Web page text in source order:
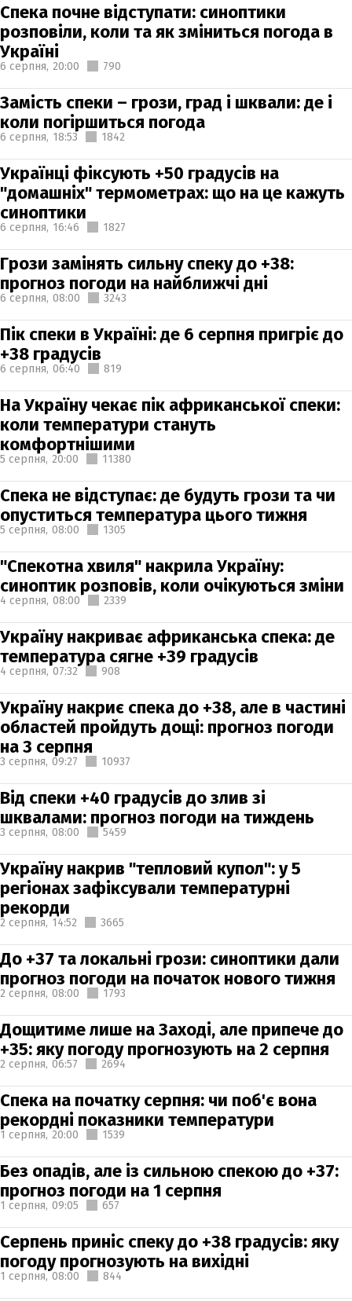
Спека почне відступати: синоптики
розповіли, коли та як зміниться погода в
Україні
6 серпня, 20:00 790
Замість спеки – грози, град і шквали: де і
коли погіршиться погода
6 серпня, 18:53 1842
Українці фіксують +50 градусів на
"домашніх" термометрах: що на це кажуть
синоптики
6 серпня, 16:46 1827
Грози замінять сильну спеку до +38:
прогноз погоди на найближчі дні
6 серпня, 08:00 3243
Пік спеки в Україні: де 6 серпня пригріє до
+38 градусів
6 серпня, 06:40 819
На Україну чекає пік африканської спеки:
коли температури стануть
комфортнішими
5 серпня, 20:00 11380
Спека не відступає: де будуть грози та чи
опуститься температура цього тижня
5 серпня, 08:00 1305
"Спекотна хвиля" накрила Україну:
синоптик розповів, коли очікуються зміни
4 серпня, 08:00 2339
Україну накриває африканська спека: де
температура сягне +39 градусів
4 серпня, 07:32 908
Україну накриє спека до +38, але в частині
областей пройдуть дощі: прогноз погоди
на 3 серпня
3 серпня, 09:27 10937
Від спеки +40 градусів до злив зі
шквалами: прогноз погоди на тиждень
3 серпня, 08:00 5459
Україну накрив "тепловий купол": у 5
регіонах зафіксували температурні
рекорди
2 серпня, 14:52 3665
До +37 та локальні грози: синоптики дали
прогноз погоди на початок нового тижня
2 серпня, 08:00 1793
Дощитиме лише на Заході, але припече до
+35: яку погоду прогнозують на 2 серпня
2 серпня, 06:57 2694
Спека на початку серпня: чи поб'є вона
рекордні показники температури
1 серпня, 20:00 1539
Без опадів, але із сильною спекою до +37:
прогноз погоди на 1 серпня
1 серпня, 09:05 657
Серпень приніс спеку до +38 градусів: яку
погоду прогнозують на вихідні
1 серпня, 08:00 844